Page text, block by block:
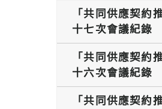
「共同供應契約
十七次會議紀錄
「共同供應契約
十六次會議紀錄
「共同供應契約